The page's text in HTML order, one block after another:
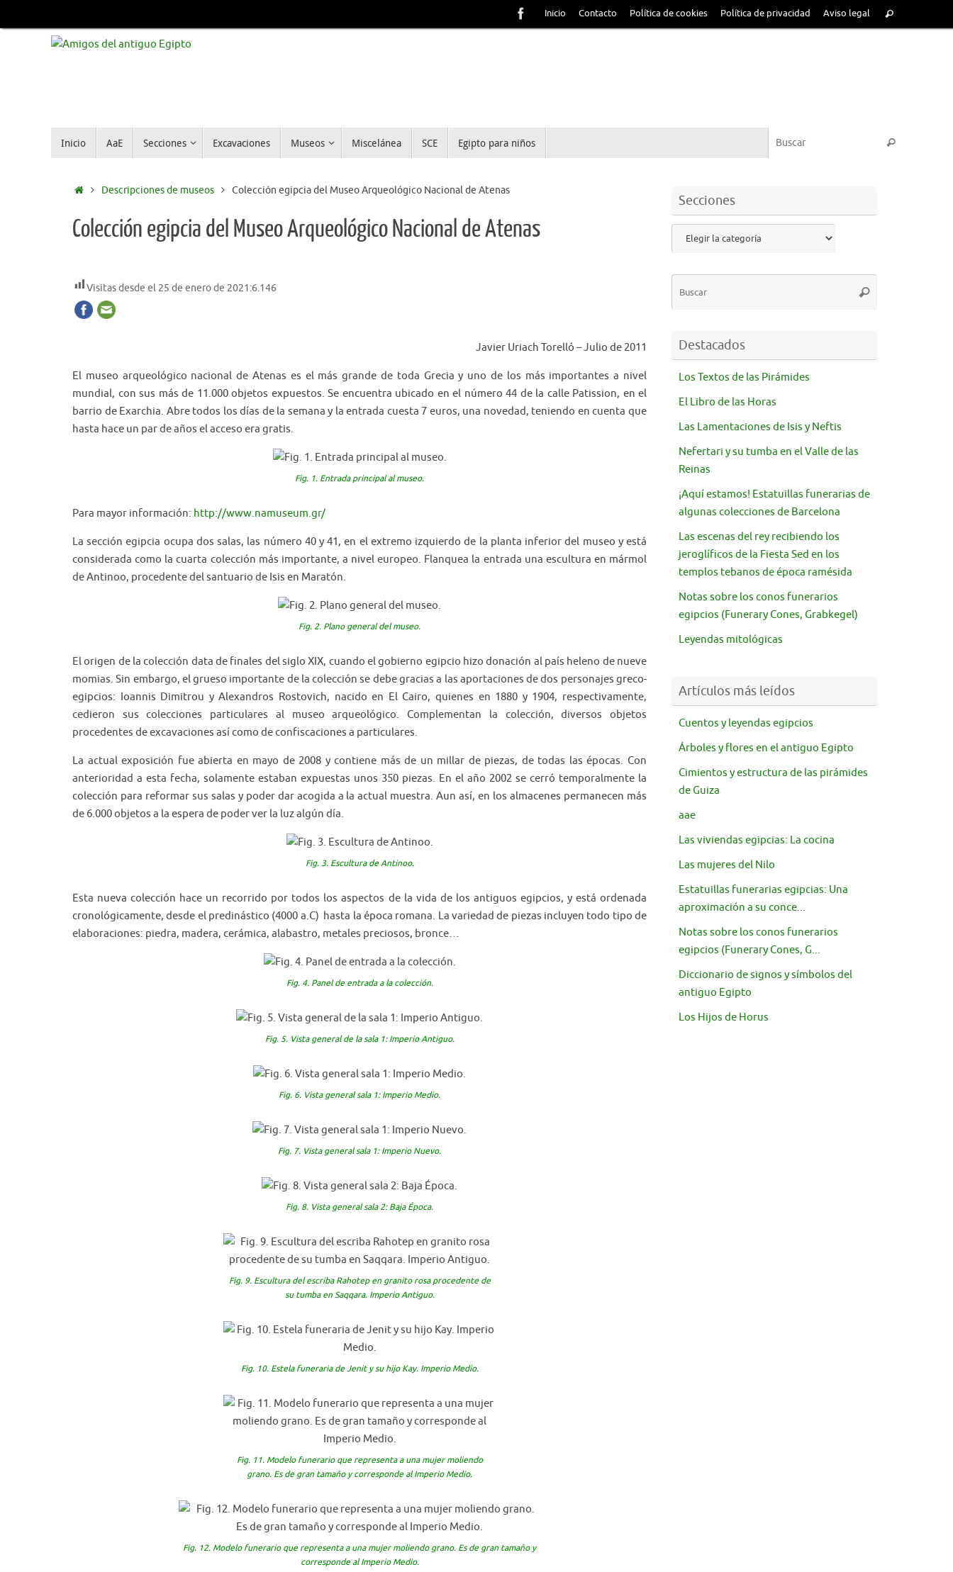
Inicio Contacto Política de cookies Política de privacidad Aviso legal
Inicio AaE Secciones Excavaciones Museos Miscelánea SCE Egipto para niños
Descripciones de museos Colección egipcia del Museo Arqueológico Nacional de Atenas
Colección egipcia del Museo Arqueológico Nacional de Atenas
Visitas desde el 25 de enero de 2021:6.146
Javier Uriach Torelló – Julio de 2011
El museo arqueológico nacional de Atenas es el más grande de toda Grecia y uno de los más importantes a nivel
mundial, con sus más de 11.000 objetos expuestos. Se encuentra ubicado en el número 44 de la calle Patission, en el
barrio de Exarchia. Abre todos los días de la semana y la entrada cuesta 7 euros, una novedad, teniendo en cuenta que
hasta hace un par de años el acceso era gratis.
Fig. 1. Entrada principal al museo.
Para mayor información: http://www.namuseum.gr/
La sección egipcia ocupa dos salas, las número 40 y 41, en el extremo izquierdo de la planta inferior del museo y está
considerada como la cuarta colección más importante, a nivel europeo. Flanquea la entrada una escultura en mármol
de Antinoo, procedente del santuario de Isis en Maratón.
Fig. 2. Plano general del museo.
El origen de la colección data de finales del siglo XIX, cuando el gobierno egipcio hizo donación al país heleno de nueve
momias. Sin embargo, el grueso importante de la colección se debe gracias a las aportaciones de dos personajes greco-
egipcios: Ioannis Dimitrou y Alexandros Rostovich, nacido en El Cairo, quienes en 1880 y 1904, respectivamente,
cedieron sus colecciones particulares al museo arqueológico. Complementan la colección, diversos objetos
procedentes de excavaciones así como de confiscaciones a particulares.
La actual exposición fue abierta en mayo de 2008 y contiene más de un millar de piezas, de todas las épocas. Con
anterioridad a esta fecha, solamente estaban expuestas unos 350 piezas. En el año 2002 se cerró temporalmente la
colección para reformar sus salas y poder dar acogida a la actual muestra. Aun así, en los almacenes permanecen más
de 6.000 objetos a la espera de poder ver la luz algún día.
Fig. 3. Escultura de Antinoo.
Esta nueva colección hace un recorrido por todos los aspectos de la vida de los antiguos egipcios, y está ordenada
cronológicamente, desde el predinástico (4000 a.C) hasta la época romana. La variedad de piezas incluyen todo tipo de
elaboraciones: piedra, madera, cerámica, alabastro, metales preciosos, bronce…
Fig. 4. Panel de entrada a la colección.
Fig. 5. Vista general de la sala 1: Imperio Antiguo.
Fig. 6. Vista general sala 1: Imperio Medio.
Fig. 7. Vista general sala 1: Imperio Nuevo.
Fig. 8. Vista general sala 2: Baja Época.
Fig. 9. Escultura del escriba Rahotep en granito rosa procedente de
su tumba en Saqqara. Imperio Antiguo.
Fig. 10. Estela funeraria de Jenit y su hijo Kay. Imperio Medio.
Fig. 11. Modelo funerario que representa a una mujer moliendo
grano. Es de gran tamaño y corresponde al Imperio Medio.
Fig. 12. Modelo funerario que representa a una mujer moliendo grano. Es de gran tamaño y
corresponde al Imperio Medio.
Secciones
Destacados
Los Textos de las Pirámides
El Libro de las Horas
Las Lamentaciones de Isis y Neftis
Nefertari y su tumba en el Valle de las
Reinas
¡Aquí estamos! Estatuillas funerarias de
algunas colecciones de Barcelona
Las escenas del rey recibiendo los
jeroglíficos de la Fiesta Sed en los
templos tebanos de época ramésida
Notas sobre los conos funerarios
egipcios (Funerary Cones, Grabkegel)
Leyendas mitológicas
Artículos más leídos
Cuentos y leyendas egipcios
Árboles y flores en el antiguo Egipto
Cimientos y estructura de las pirámides
de Guiza
aae
Las viviendas egipcias: La cocina
Las mujeres del Nilo
Estatuillas funerarias egipcias: Una
aproximación a su conce...
Notas sobre los conos funerarios
egipcios (Funerary Cones, G...
Diccionario de signos y símbolos del
antiguo Egipto
Los Hijos de Horus